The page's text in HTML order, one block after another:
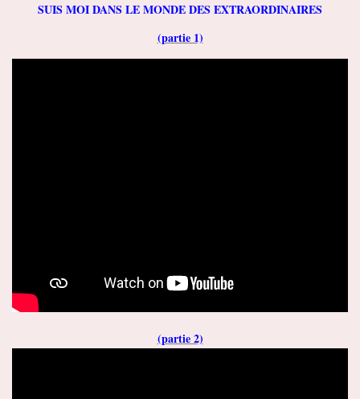
SUIS MOI DANS LE MONDE DES EXTRAORDINAIRES
(partie 1)
(partie 2)